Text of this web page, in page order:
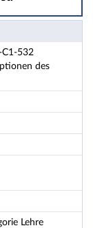
C1-532
des
Lehre